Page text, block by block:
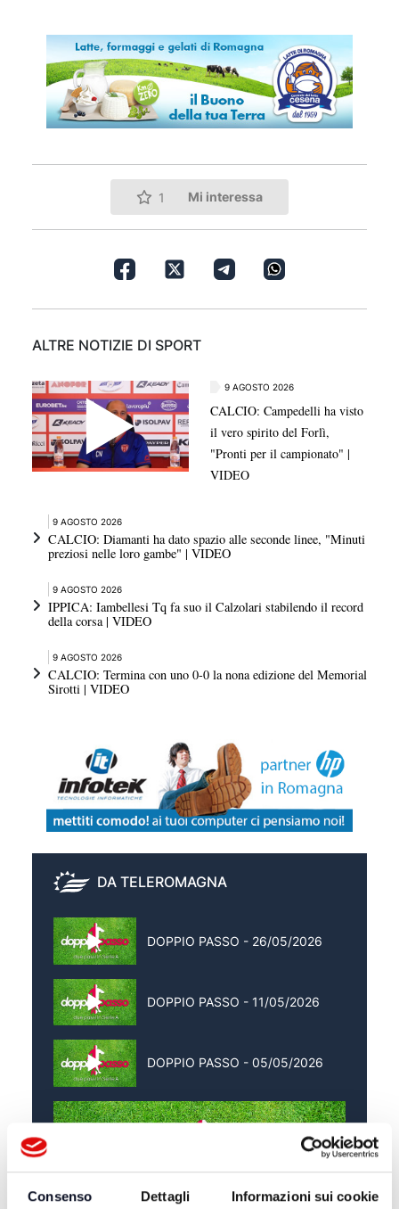
Consenso Dettagli Informazioni sui cookie
1 Mi interessa
ALTRE NOTIZIE DI SPORT
9 AGOSTO 2026
CALCIO: Campedelli ha visto
il vero spirito del Forlì,
"Pronti per il campionato" |
VIDEO
9 AGOSTO 2026
CALCIO: Diamanti ha dato spazio alle seconde linee, "Minuti
preziosi nelle loro gambe" | VIDEO
9 AGOSTO 2026
IPPICA: Iambellesi Tq fa suo il Calzolari stabilendo il record
della corsa | VIDEO
9 AGOSTO 2026
CALCIO: Termina con uno 0-0 la nona edizione del Memorial
Sirotti | VIDEO
DA TELEROMAGNA
DOPPIO PASSO - 26/05/2026
DOPPIO PASSO - 11/05/2026
DOPPIO PASSO - 05/05/2026